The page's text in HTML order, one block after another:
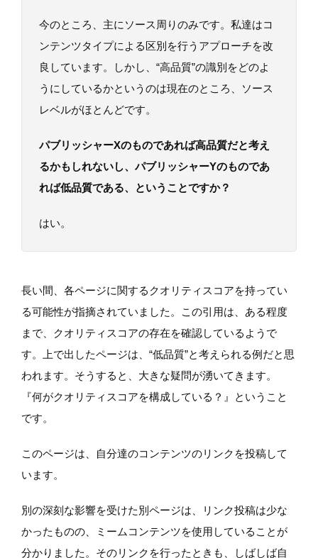
今のところ、主にソース周りのみです。私達はコ
ンテンツタイプによる区別を行うアプローチを改
良しています。しかし、“高品質”の識別をどのよ
うにしているかというのは現在のところ、ソース
レベルがほとんどです。
パブリッシャーXのものであれば高品質だと考え
るかもしれないし、パブリッシャーYのものであ
れば低品質である、ということですか？
はい。
長い間、各ページに関するクオリティスコアを持ってい
る可能性が指摘されていました。この引用は、ある程度
まで、クオリティスコアの存在を確認しているようで
す。上で出したページは、“低品質”と考えられる例だと思
われます。そうすると、大きな疑問が湧いてきます。
『何がクオリティスコアを構成している？』ということ
です。
このページは、自分達のコンテンツのリンクを投稿して
います。
別の深刻な影響を受けた別ページは、リンク投稿は少な
かったものの、ミームコンテンツを使用していることが
分かりました。そのリンクを行ったときも、しばしば自